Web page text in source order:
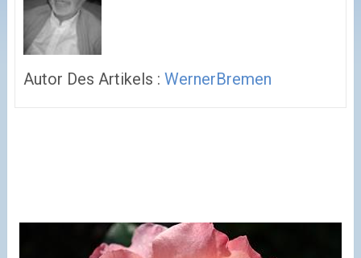
Autor Des Artikels : WernerBremen